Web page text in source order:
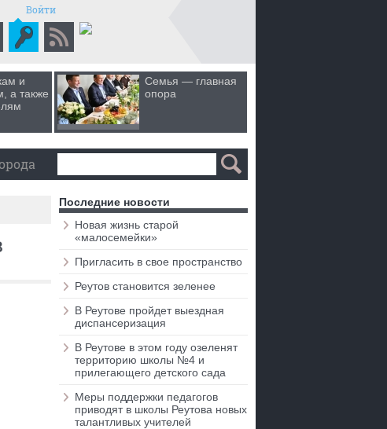
Войти
и
а также
Семья — главная
опора
Последние новости
Новая жизнь старой
«малосемейки»
Пригласить в свое пространство
Реутов становится зеленее
В Реутове пройдет выездная
диспансеризация
В Реутове в этом году озеленят
территорию школы №4 и
прилегающего детского сада
Меры поддержки педагогов
приводят в школы Реутова новых
талантливых учителей